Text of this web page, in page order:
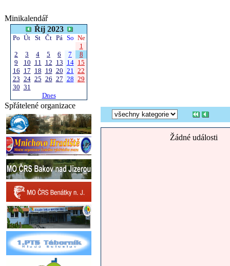
Minikalendář
Říj 2023
Po Út St Čt Pá So Ne
1
2
3 4 5 6 7
8
9
10 11 12 13 14 15
16 17 18 19 20 21 22
23 24 25 26 27 28 29
30 31
Dnes
Spřátelené organizace
Žádné události